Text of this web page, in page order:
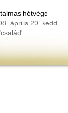
hétvége
április 29. kedd